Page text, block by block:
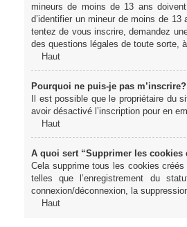
mineurs de moins de 13 ans
d’identifier un mineur de moins de
tentez de vous inscrire, demandez
des questions légales de toute sorte,
Haut
Pourquoi ne puis-je pas m’inscrire?
Il est possible que le propriétaire du
avoir désactivé l’inscription pour en
Haut
A quoi sert “Supprimer les cookies
Cela supprime tous les cookies
telles que l’enregistrement du
connexion/déconnexion, la
Haut